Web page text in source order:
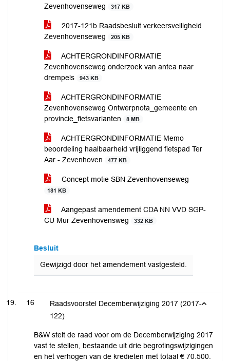
Zevenhovenseweg
317 KB
2017-121b Raadsbesluit verkeersveiligheid
Zevenhovenseweg
205 KB
ACHTERGRONDINFORMATIE
Zevenhovenseweg onderzoek van antea naar
drempels
943 KB
ACHTERGRONDINFORMATIE
Zevenhovenseweg Ontwerpnota_gemeente en
provincie_fietsvarianten
8 MB
ACHTERGRONDINFORMATIE Memo
beoordeling haalbaarheid vrijliggend fietspad Ter
Aar - Zevenhoven
477 KB
Concept motie SBN Zevenhovenseweg
181 KB
Aangepast amendement CDA NN VVD SGP-
CU Mur Zevenhovensweg
332 KB
Besluit
Gewijzigd door het amendement vastgesteld.
16
Raadsvoorstel Decemberwijziging 2017 (2017-
122)
B&W stelt de raad voor om de Decemberwijziging 2017
vast te stellen, bestaande uit drie begrotingswijzigingen
en het verhogen van de kredieten met totaal € 70.500.